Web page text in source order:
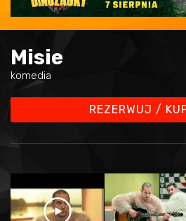
Misie
komedia
REZERWUJ /